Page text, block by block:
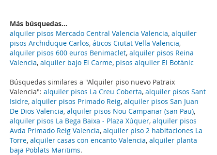
Búsquedas similares a "Alquiler piso nuevo Patraix
Valencia": alquiler pisos La Creu Coberta, alquiler pisos Sant
Isidre, alquiler pisos Primado Reig, alquiler pisos San Juan
De Dios Valencia, alquiler pisos Nou Campanar (san Pau),
alquiler pisos La Bega Baixa - Plaza Xúquer, alquiler pisos
Avda Primado Reig Valencia, alquiler piso 2 habitaciones La
Torre, alquiler casas con encanto Valencia, alquiler planta
baja Poblats Maritims.
Más búsquedas...
alquiler pisos Mercado Central Valencia Valencia, alquiler
pisos Archiduque Carlos, áticos Ciutat Vella Valencia,
alquiler pisos 600 euros Benimaclet, alquiler pisos Reina
Valencia, alquiler bajo El Carme, pisos alquiler El Botànic